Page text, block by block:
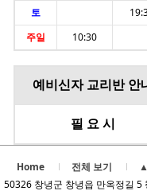
토
주일
10:30
예비신자 교리반 안
필 요 시
Home 전체 보기
50326 창녕군 창녕읍 만옥정길 5